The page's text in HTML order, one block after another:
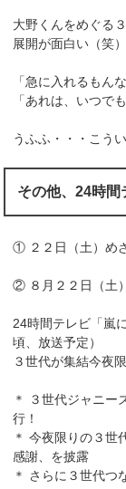
大野くんをめぐる
展開が面白い（笑）
「急に入れるもん
「あれは、いつで
うふふ・・・こう
その他、24時間
① ２２日（土）め
② ８月２２日（土
24時間テレビ「嵐
頃、放送予定）
３世代が集結今夜
＊ ３世代ジャニー
行！
＊ 今夜限りの３世
感謝、を披露
＊ さらに３世代つ